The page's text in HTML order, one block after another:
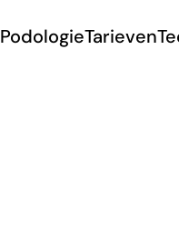
PodologieTarieven